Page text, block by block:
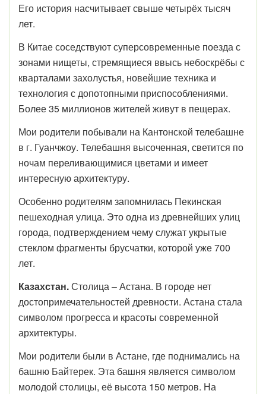
Его история насчитывает свыше четырёх тысяч
лет.
В Китае соседствуют суперсовременные поезда с
зонами нищеты, стремящиеся ввысь небоскрёбы с
кварталами захолустья, новейшие техника и
технология с допотопными приспособлениями.
Более 35 миллионов жителей живут в пещерах.
Мои родители побывали на Кантонской телебашне
в г. Гуанчжоу. Телебашня высоченная, светится по
ночам переливающимися цветами и имеет
интересную архитектуру.
Особенно родителям запомнилась Пекинская
пешеходная улица. Это одна из древнейших улиц
города, подтверждением чему служат укрытые
стеклом фрагменты брусчатки, которой уже 700
лет.
Казахстан.Столица – Астана. В городе нет
достопримечательностей древности. Астана стала
символом прогресса и красоты современной
архитектуры.
Мои родители были в Астане, где поднимались на
башню Байтерек. Эта башня является символом
молодой столицы, её высота 150 метров. На